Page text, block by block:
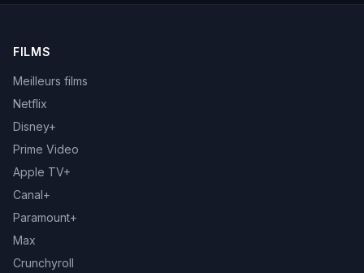
FILMS
Meilleurs films
Netflix
Disney+
Prime Video
Apple TV+
Canal+
Paramount+
Max
Crunchyroll